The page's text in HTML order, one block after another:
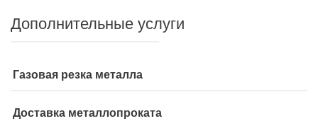
Дополнительные услуги
Газовая резка металла
Доставка металлопроката